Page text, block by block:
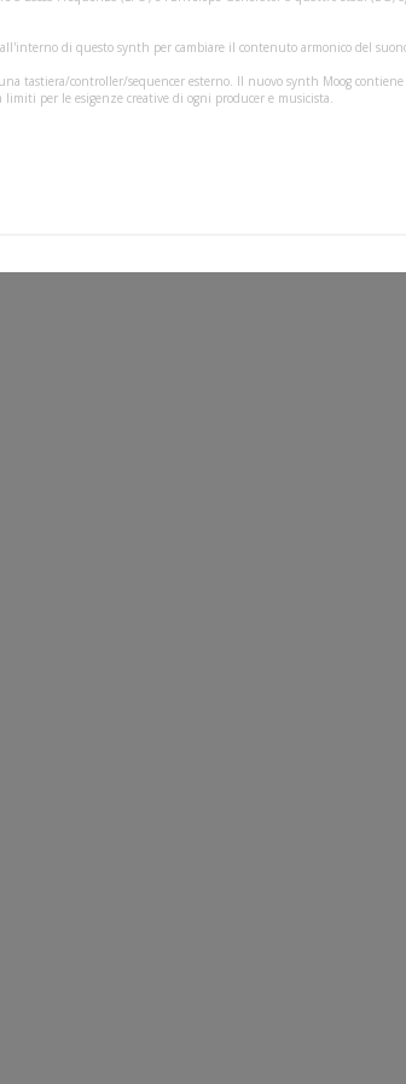
di questo synth per cambiare il contenuto armonico del
tastiera/controller/sequencer esterno. Il nuovo synth Moog
per le esigenze creative di ogni producer e musicista.